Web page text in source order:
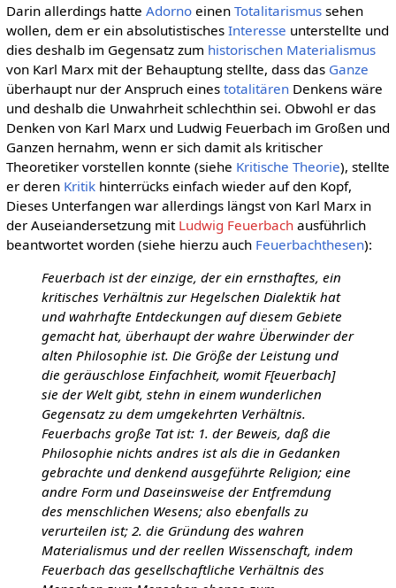
Darin allerdings hatte Adornoeinen Totalitarismussehen
wollen, dem er ein absolutistisches Interesse unterstellte und
dies deshalb im Gegensatz zum historischen Materialismus
von Karl Marx mit der Behauptung stellte, dass das Ganze
überhaupt nur der Anspruch eines totalitärenDenkens wäre
und deshalb die Unwahrheit schlechthin sei. Obwohl er das
Denken von Karl Marx und Ludwig Feuerbach im Großen und
Ganzen hernahm, wenn er sich damit als kritischer
Theoretiker vorstellen konnte (siehe Kritische Theorie), stellte
er deren Kritikhinterrücks einfach wieder auf den Kopf,
Dieses Unterfangen war allerdings längst von Karl Marx in
der Auseiandersetzung mit Ludwig Feuerbachausführlich
beantwortet worden (siehe hierzu auch Feuerbachthesen):
Feuerbach ist der einzige, der ein ernsthaftes, ein
kritisches Verhältnis zur Hegelschen Dialektik hat
und wahrhafte Entdeckungen auf diesem Gebiete
gemacht hat, überhaupt der wahre Überwinder der
alten Philosophie ist. Die Größe der Leistung und
die geräuschlose Einfachheit, womit F[euerbach]
sie der Welt gibt, stehn in einem wunderlichen
Gegensatz zu dem umgekehrten Verhältnis.
Feuerbachs große Tat ist: 1. der Beweis, daß die
Philosophie nichts andres ist als die in Gedanken
gebrachte und denkend ausgeführte Religion; eine
andre Form und Daseinsweise der Entfremdung
des menschlichen Wesens; also ebenfalls zu
verurteilen ist; 2. die Gründung des wahren
Materialismus und der reellen Wissenschaft, indem
Feuerbach das gesellschaftliche Verhältnis des